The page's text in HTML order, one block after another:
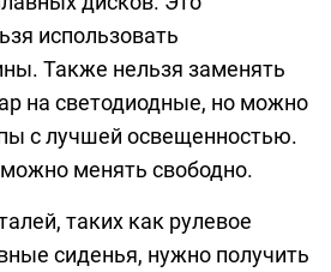
использовать
Также нельзя заменять
на светодиодные, но можно
с лучшей освещенностью.
менять свободно.
таких как рулевое
сиденья, нужно получить